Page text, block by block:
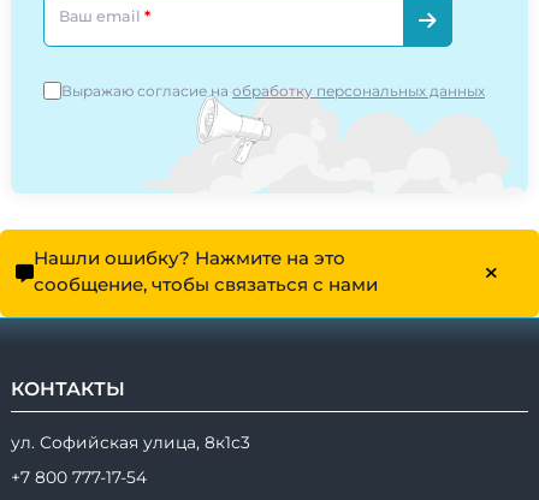
Ваш email
Выражаю согласие на обработку персональных данных
Нашли ошибку? Нажмите на это
сообщение, чтобы связаться с нами
КОНТАКТЫ
ул. Софийская улица, 8к1с3
+7 800 777-17-54